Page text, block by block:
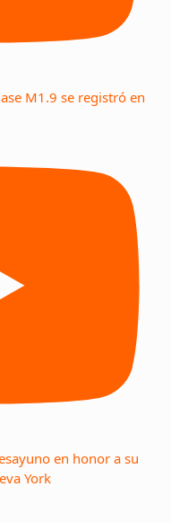
M1.9 se registró en
en honor a su
York